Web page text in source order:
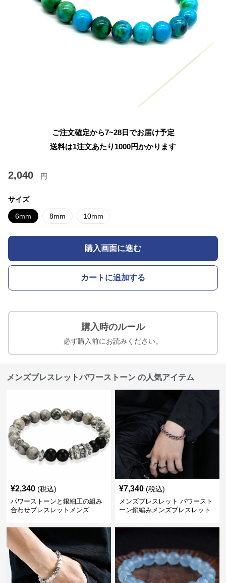
ご注文確定から7~28日でお届け予定
送料は1注文あたり 1000円かかります
2,040 円
サイズ
6mm 8mm 10mm
購入画面に進む
カートに追加する
購入時のルール
必ず購入前にお読みください。
メンズブレスレットパワーストーン の人気アイテム
¥2,340 (税込)
パワーストーンと銀細工の組み
合わせブレスレットメンズ
¥7,340 (税込)
メンズブレスレット パワースト
ーン鎖編みメンズブレスレット